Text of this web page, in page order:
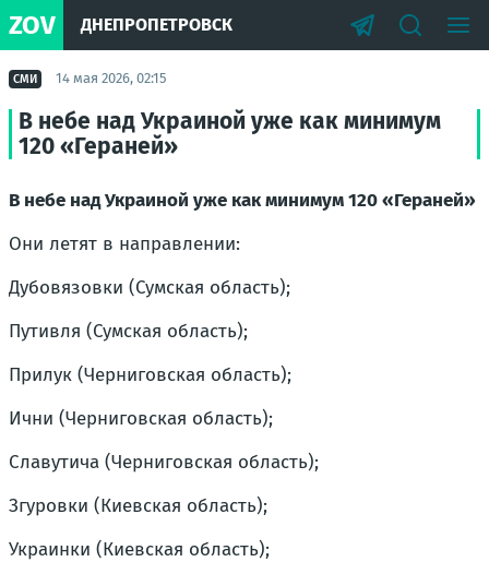
ZOV ДНЕПРОПЕТРОВСК
СМИ 14 мая 2026, 02:15
В небе над Украиной уже как минимум
120 «Гераней»
В небе над Украиной уже как минимум 120 «Гераней»
Они летят в направлении:
Дубовязовки (Сумская область);
Путивля (Сумская область);
Прилук (Черниговская область);
Ични (Черниговская область);
Славутича (Черниговская область);
Згуровки (Киевская область);
Украинки (Киевская область);